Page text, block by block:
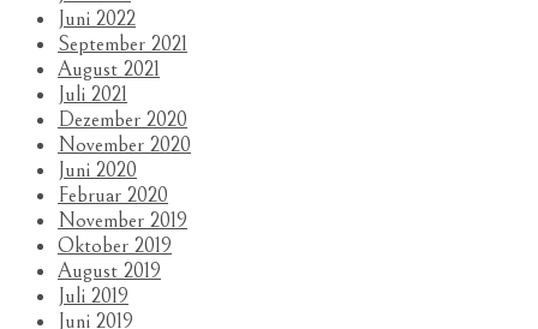
Juni 2022
September 2021
August 2021
Juli 2021
Dezember 2020
November 2020
Juni 2020
Februar 2020
November 2019
Oktober 2019
August 2019
Juli 2019
Juni 2019